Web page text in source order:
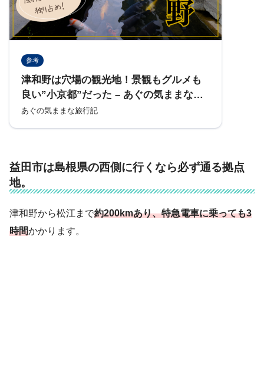
参考
津和野は穴場の観光地！景観もグルメも
良い”小京都”だった – あぐの気ままな旅
行記
あぐの気ままな旅行記
益田市は島根県の西側に行くなら必ず通る拠点
地。
津和野から松江まで約200kmあり、特急電車に乗っても3
時間かかります。